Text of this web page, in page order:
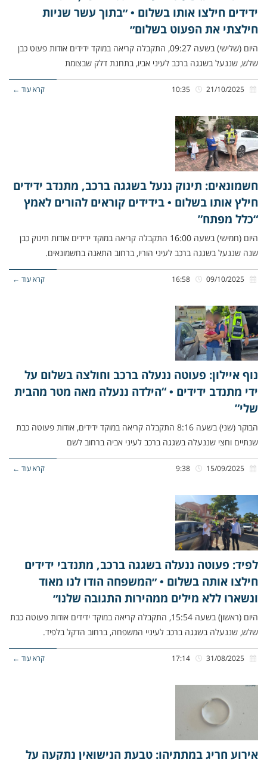
ידידים חילצו אותו בשלום • ״בתוך עשר שניות
חילצתי את הפעוט בשלום״
היום (שלישי) בשעה 09:27, התקבלה קריאה במוקד ידידים אודות פעוט כבן
שלש, שננעל בשגגה ברכב לעיני אביו, בתחנת דלק שבצומת
קרא עוד ←
חשמונאים: תינוק ננעל בשגגה ברכב, מתנדב ידידים
חילץ אותו בשלום • בידידים קוראים להורים לאמץ
“כלל מפתח”
היום (חמישי) בשעה 16:00 התקבלה קריאה במוקד ידידים אודות תינוק כבן
שנה שננעל בשגגה ברכב לעיני הוריו, ברחוב התאנה בחשמונאים.
קרא עוד ←
נוף איילון: פעוטה ננעלה ברכב וחולצה בשלום על
ידי מתנדב ידידים • “הילדה ננעלה מאה מטר מהבית
שלי”
הבוקר (שני) בשעה 8:16 התקבלה קריאה במוקד ידידים, אודות פעוטה כבת
שנתיים וחצי שננעלה בשגגה ברכב לעיני אביה ברחוב לשם
קרא עוד ←
לפיד: פעוטה ננעלה בשגגה ברכב, מתנדבי ידידים
חילצו אותה בשלום • ״המשפחה הודו לנו מאוד
ונשארו ללא מילים ממהירות התגובה שלנו״
היום (ראשון) בשעה 15:54, התקבלה קריאה במוקד ידידים אודות פעוטה כבת
שלש, שננעלה בשגגה ברכב לעיניי המשפחה, ברחוב הדקל בלפיד.
קרא עוד ←
אירוע חריג במתתיהו: טבעת הנישואין נתקעה על